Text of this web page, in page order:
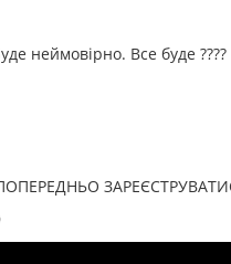
неймовірно. Все буде ????